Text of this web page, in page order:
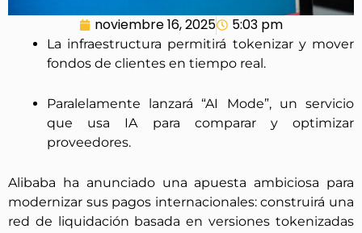
noviembre 16, 2025 5:03 pm
La infraestructura permitirá tokenizar y mover
fondos de clientes en tiempo real.
Paralelamente lanzará “AI Mode”, un servicio
que usa IA para comparar y optimizar
proveedores.
Alibaba ha anunciado una apuesta ambiciosa para
modernizar sus pagos internacionales: construirá una
red de liquidación basada en versiones tokenizadas